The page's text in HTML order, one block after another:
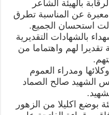
بالهيئة الشاعر
عن المناسبة تطرق
استحسان الجميع.
بالشهادات التقديرية
تقديرا لهم واهتماما من
ومدراء العموم
الشهيد صالح الصماد
بوضع اكليلا من الزهور